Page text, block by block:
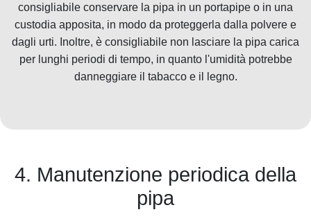
consigliabile conservare la pipa in un portapipe o in una
custodia apposita, in modo da proteggerla dalla polvere e
dagli urti. Inoltre, è consigliabile non lasciare la pipa carica
per lunghi periodi di tempo, in quanto l'umidità potrebbe
danneggiare il tabacco e il legno.
4. Manutenzione periodica della
pipa